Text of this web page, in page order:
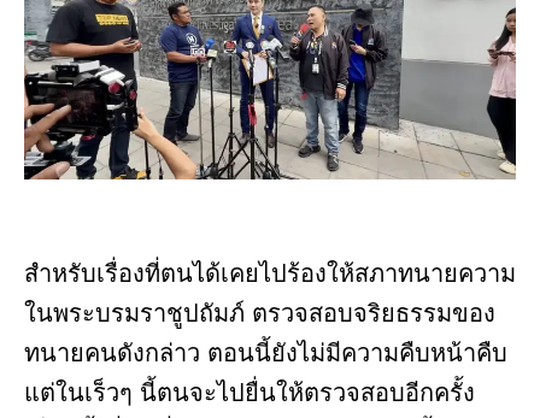
สำหรับเรื่องที่ตนได้เคยไปร้องให้สภาทนายความ
ในพระบรมราชูปถัมภ์ ตรวจสอบจริยธรรมของ
ทนายคนดังกล่าว ตอนนี้ยังไม่มีความคืบหน้าคืบ
แต่ในเร็วๆ นี้ตนจะไปยื่นให้ตรวจสอบอีกครั้ง